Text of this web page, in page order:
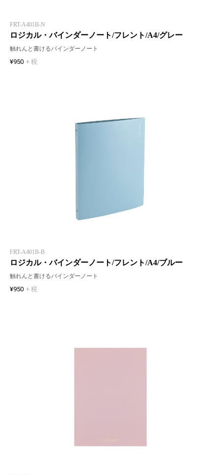
FRT-A401B-N
ロジカル・バインダーノート/フレント/A4/グレー
触れんと書けるバインダーノート
¥950 + 税
FRT-A401B-B
ロジカル・バインダーノート/フレント/A4/ブルー
触れんと書けるバインダーノート
¥950 + 税